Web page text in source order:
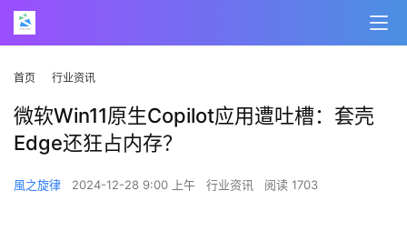
首页 行业资讯
微软Win11原生Copilot应用遭吐槽：套壳
Edge还狂占内存？
風之旋律 2024-12-28 9:00 上午 行业资讯 阅读 1703